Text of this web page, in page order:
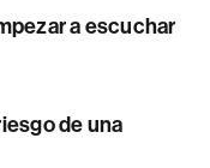
a escuchar
de una